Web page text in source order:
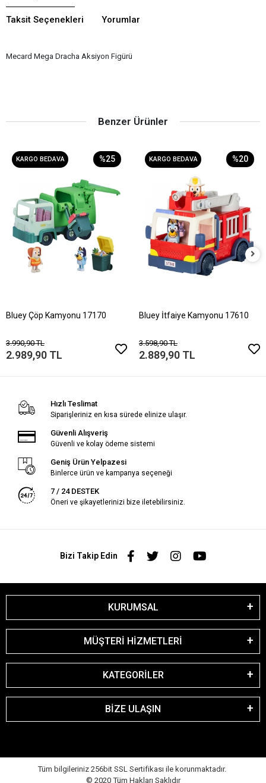
Taksit Seçenekleri Yorumlar
Mecard Mega Dracha Aksiyon Figürü
Benzer Ürünler
KARGO BEDAVA %25
Bluey Çöp Kamyonu 17170
3.990,90 TL
2.989,90 TL
KARGO BEDAVA %20
Bluey İtfaiye Kamyonu 17610
3.598,90 TL
2.889,90 TL
Hızlı Teslimat
Siparişleriniz en kısa sürede elinize ulaşır.
Güvenli Alışveriş
Güvenli ve kolay ödeme sistemi
Geniş Ürün Yelpazesi
Binlerce ürün ve kampanya seçeneği
7 / 24 DESTEK
Öneri ve şikayetlerinizi bize iletebilirsiniz.
Bizi Takip Edin
KURUMSAL
MÜŞTERİ HİZMETLERİ
KATEGORİLER
BİZE ULAŞIN
Tüm bilgileriniz 256bit SSL Sertifikası ile korunmaktadır.
© 2020 Tüm Hakları Saklıdır